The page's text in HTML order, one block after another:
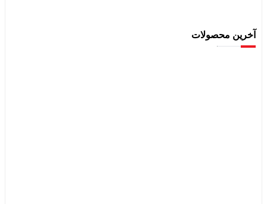
آخرین محصولات